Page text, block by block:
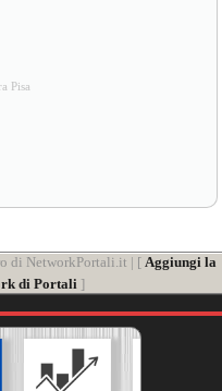
Pisa
di NetworkPortali.it | [ Aggiungi la
di Portali]